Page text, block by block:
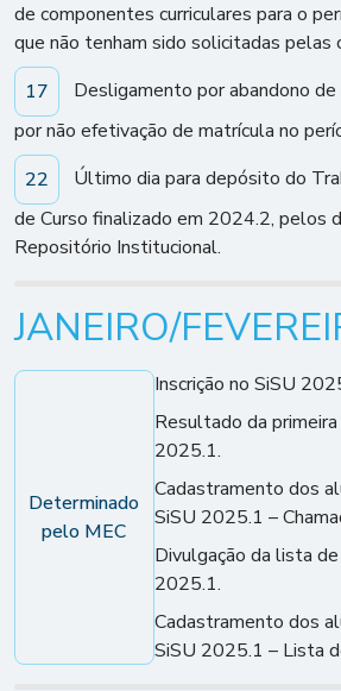
de componentes curriculares para o
que não tenham sido solicitadas pelas
17
Desligamento por abandono de
por não efetivação de matrícula no
22
Último dia para depósito do
de Curso finalizado em 2024.2, pelos
Repositório Institucional.
JANEIRO/
Determinado
pelo MEC
Inscrição no SiSU
Resultado da
2025.1.
Cadastramento dos
SiSU 2025.1 –
Divulgação da lista
2025.1.
Cadastramento dos
SiSU 2025.1 – Lista